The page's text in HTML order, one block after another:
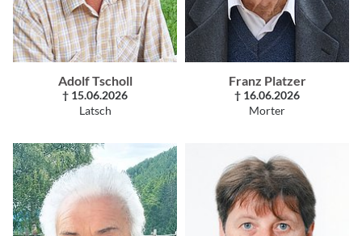
Adolf Tscholl
† 15.06.2026
Latsch
Franz Platzer
† 16.06.2026
Morter